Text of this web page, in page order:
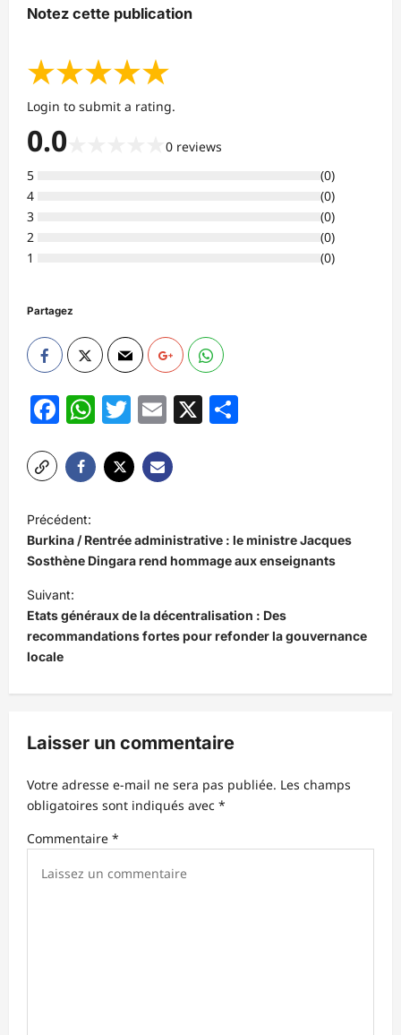
Notez cette publication
★★★★★
Login to submit a rating.
0.0 0 reviews
5
(0)
4
(0)
3
(0)
2
(0)
1
(0)
Partagez
Facebook
WhatsApp
Twitter
Email
X
a
v
i
g
a
o
d
’
a
Précédent:
Burkina / Rentrée administrative : le ministre Jacques
Sosthène Dingara rend hommage aux enseignants
Suivant:
Etats généraux de la décentralisation : Des
recommandations fortes pour refonder la gouvernance
locale
Laisser un commentaire
Votre adresse e-mail ne sera pas publiée. Les champs
obligatoires sont indiqués avec *
Commentaire *